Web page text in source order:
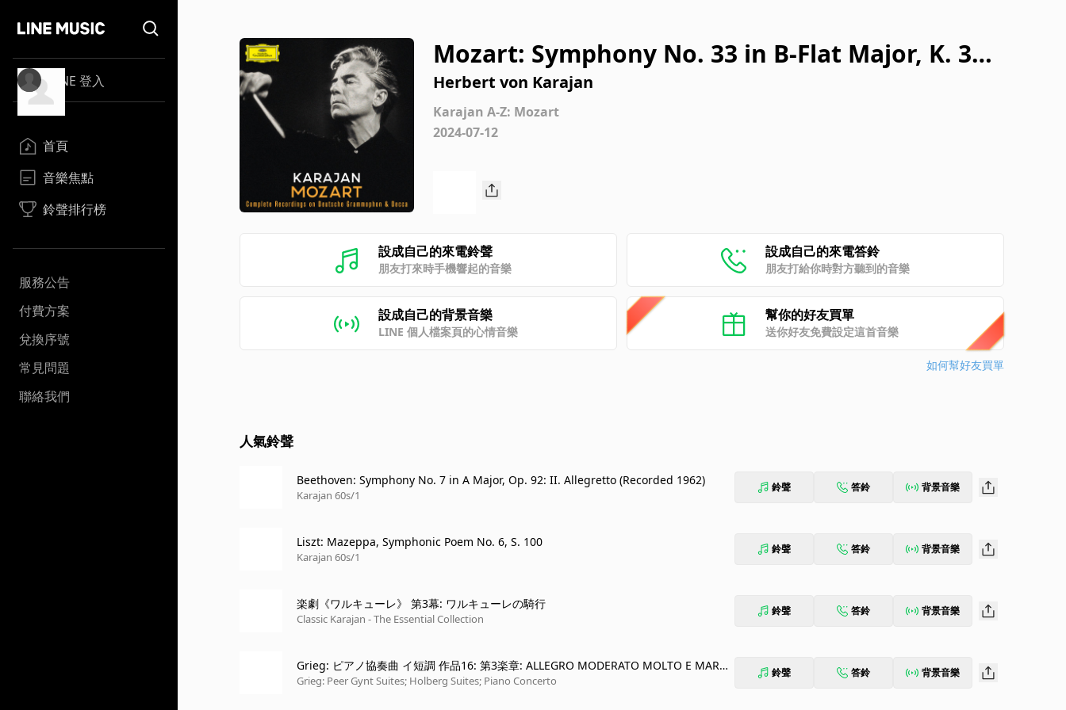
LINE 登入
首頁
音樂焦點
鈴聲排行榜
服務公告
付費方案
兌換序號
常見問題
聯絡我們
Mozart: Symphony No. 33 in B-Flat Major, K. 31
9: II. Andante moderato
Herbert von Karajan
Karajan A-Z: Mozart
2024-07-12
設成自己的來電鈴聲
朋友打來時手機響起的音樂
設成自己的來電答鈴
朋友打給你時對方聽到的音樂
設成自己的背景音樂
LINE 個人檔案頁的心情音樂
幫你的好友買單
送你好友免費設定這首音樂
如何幫好友買單
人氣鈴聲
Beethoven: Symphony No. 7 in A Major, Op. 92: II. Allegretto (Recorded 1962)
Karajan 60s/1
鈴聲 答鈴 背景音樂
Liszt: Mazeppa, Symphonic Poem No. 6, S. 100
Karajan 60s/1
鈴聲 答鈴 背景音樂
楽劇《ワルキューレ》 第3幕: ワルキューレの騎行
Classic Karajan - The Essential Collection
鈴聲 答鈴 背景音樂
Grieg: ピアノ協奏曲 イ短調 作品16: 第3楽章: ALLEGRO MODERATO MOLTO E MARCA
TO - QUASI PRESTO -
Grieg: Peer Gynt Suites; Holberg Suites; Piano Concerto
鈴聲 答鈴 背景音樂